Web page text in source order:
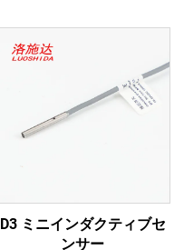
D3 ミニインダクティブセ
ンサー